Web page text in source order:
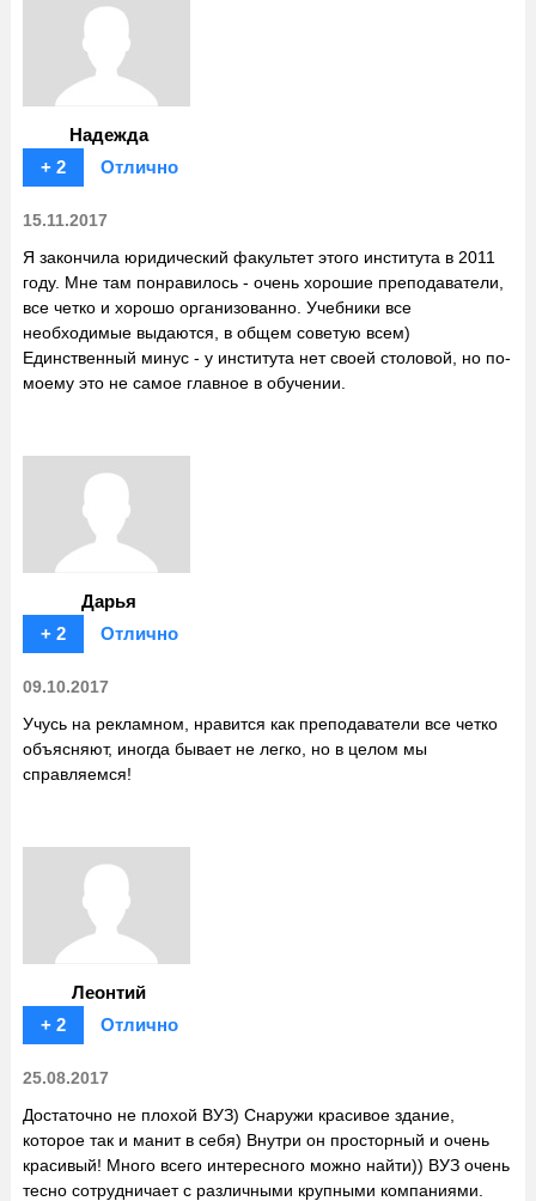
Надежда
+ 2
Отлично
15.11.2017
Я закончила юридический факультет этого института в 2011
году. Мне там понравилось - очень хорошие преподаватели,
все четко и хорошо организованно. Учебники все
необходимые выдаются, в общем советую всем)
Единственный минус - у института нет своей столовой, но по-
моему это не самое главное в обучении.
Дарья
+ 2
Отлично
09.10.2017
Учусь на рекламном, нравится как преподаватели все четко
объясняют, иногда бывает не легко, но в целом мы
справляемся!
Леонтий
+ 2
Отлично
25.08.2017
Достаточно не плохой ВУЗ) Снаружи красивое здание,
которое так и манит в себя) Внутри он просторный и очень
красивый! Много всего интересного можно найти)) ВУЗ очень
тесно сотрудничает с различными крупными компаниями.